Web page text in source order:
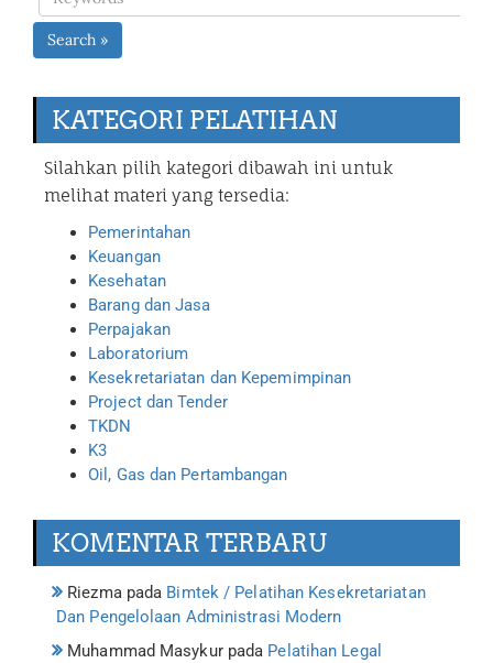
Search »
KATEGORI PELATIHAN
Silahkan pilih kategori dibawah ini untuk
melihat materi yang tersedia:
Pemerintahan
Keuangan
Kesehatan
Barang dan Jasa
Perpajakan
Laboratorium
Kesekretariatan dan Kepemimpinan
Project dan Tender
TKDN
K3
Oil, Gas dan Pertambangan
KOMENTAR TERBARU
Riezmapada Bimtek / Pelatihan Kesekretariatan
Dan Pengelolaan Administrasi Modern
Muhammad Masykurpada Pelatihan Legal